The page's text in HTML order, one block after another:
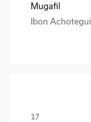
Mugafil
Ibon Achotegui